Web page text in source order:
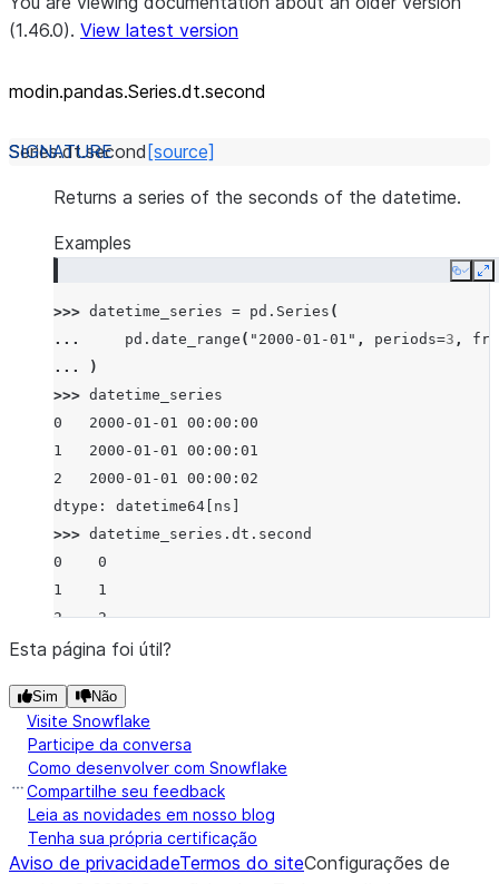
(1.46.0). View latest version
modin.pandas.Series.dt.second
Series.dt.second [source]
Returns a series of the seconds of the datetime.
Examples
Copy
>>> datetime_series = pd . Series (
...
pd . date_range ( "2000-01-01" , periods=3 ,
...
)
>>> datetime_series
0   2000-01-01 00:00:00
1   2000-01-01 00:00:01
2   2000-01-01 00:00:02
dtype: datetime64[ns]
>>> datetime_series . dt . second
0    0
1    1
2    2
dtype: int8
Esta página foi útil?
Sim Não
Visite Snowflake
Participe da conversa
Como desenvolver com Snowflake
Compartilhe seu feedback
Leia as novidades em nosso blog
Tenha sua própria certificação
Aviso de privacidadeTermos do siteConfigurações de